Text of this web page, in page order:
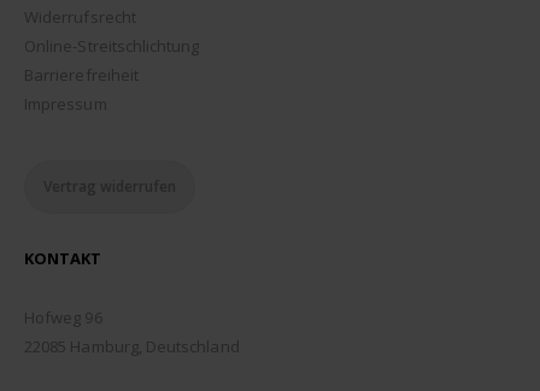
Widerrufsrecht
Online-Streitschlichtung
Barrierefreiheit
Impressum
Vertrag widerrufen
KONTAKT
Hofweg 96
22085 Hamburg, Deutschland